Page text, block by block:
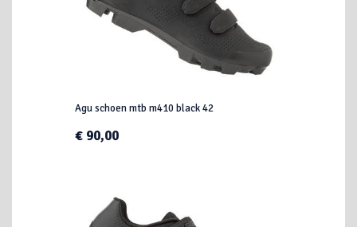
Agu schoen mtb m410 black 42
€ 90,00